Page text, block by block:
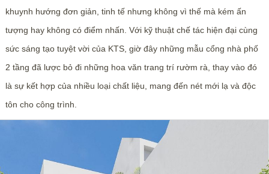
khuynh hướng đơn giản, tinh tế nhưng không vì thế mà kém ấn
tượng hay không có điểm nhấn. Với kỹ thuật chế tác hiện đại cùng
sức sáng tạo tuyệt vời của KTS, giờ đây những mẫu cổng nhà phố
2 tầng đã lược bỏ đi những hoa văn trang trí rườm rà, thay vào đó
là sự kết hợp của nhiều loại chất liệu, mang đến nét mới lạ và độc
tôn cho công trình.